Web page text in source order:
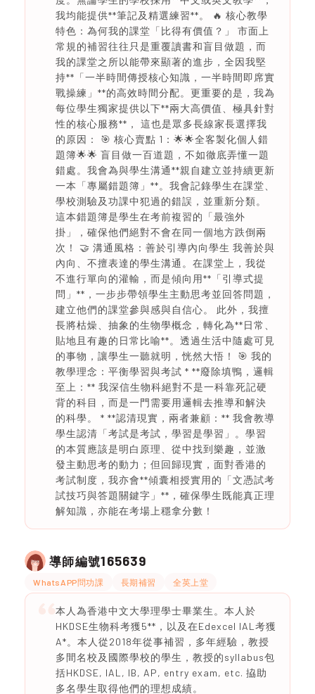
我均能提供**筆記及精選練習**。 🔥 核心教學
特色：為何我的課堂「比得有價值？」 市面上
常規的補習往往只是重覆讀書和盲目做題，而
我的課堂之所以能帶來顯著的進步，全因我堅
持**「一半時間傳授核心知識，一半時間即席實
戰操練」**的高效時間分配。更重要的是，我為
每位學生獨家提供以下**兩大高價值、極具針對
性的核心服務**， 這也是眾多長線家長選擇我
的原因： 🎯 核心賣點 1：🌟🌟全客製化個人錯
題簿🌟🌟 盲目做一百道題，不如徹底弄懂一題
錯處。我會為與學生溝通**親自建立並持續更新
一本「專屬錯題簿」**。我會記錄學生在課堂、
學校測驗及功課中犯過的錯誤，並重新分類。
這本錯題簿是學生在考前複習的「最強外
掛」，確保他們絕對不會在同一個地方跌倒兩
次！ 🤝 溝通風格：善於引導內向學生 我善於與
內向、不擅表達的學生溝通。在課堂上，我從
不進行單向的灌輸，而是傾向用**「引導式提
問」**，一步步帶領學生主動思考並回答問題，
建立他們的課堂參與感與自信心。 此外，我擅
長將枯燥、抽象的生物學概念，轉化為**日常、
貼地且有趣的日常比喻**。透過生活中隨處可見
的事物，讓學生一聽就明，恍然大悟！ 🎯 我的
教學理念：平衡學習與考試 * **廢除填鴨，邏輯
至上：** 我深信生物科絕對不是一科靠死記硬
背的科目，而是一門需要用邏輯去推導和解決
的科學。 * **認清現實，兩者兼顧：** 我會教導
學生認清「考試是考試，學習是學習」。學習
的本質應該是明白原理、從中找到樂趣，並激
發主動思考的動力；但回歸現實，面對香港的
考試制度，我亦會**傾囊相授實用的「文憑試考
試技巧與答題關鍵字」**，確保學生既能真正理
解知識，亦能在考場上穩拿分數！
導師編號165639
WhatsAPP問功課 長期補習 全英上堂
本人為香港中文大學理學士畢業生。本人於
HKDSE生物科考獲5**，以及在Edexcel IAL考獲
A*。本人從2018年從事補習，多年經驗，教授
多間名校及國際學校的學生，教授的syllabus包
括HKDSE, IAL, IB, AP, entry exam, etc. 拹助
多名學生取得他們的理想成績。